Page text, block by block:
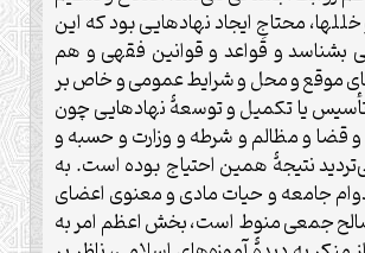
محتاجِ ایجاد نهادهایی بود که این
بشناسد و قواعد و قوانین فقهی و هم
موقع و محل و شرایط عمومی و خاص بر
یا تکمیل و توسعۀ نهادهایی چون
و قضا و مظالم و شرطه و وزارت و حسبه و
نتیجۀ همین احتیاج بوده است. به
جامعه و حیات مادی و معنوی اعضای
جمعی منوط است، بخش اعظم امر به